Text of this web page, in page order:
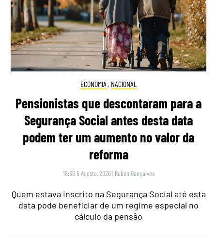
ECONOMIA , NACIONAL
Pensionistas que descontaram para a
Segurança Social antes desta data
podem ter um aumento no valor da
reforma
18:30 5 Agosto, 2026 | Rubén Gonçalves
Quem estava inscrito na Segurança Social até esta
data pode beneficiar de um regime especial no
cálculo da pensão